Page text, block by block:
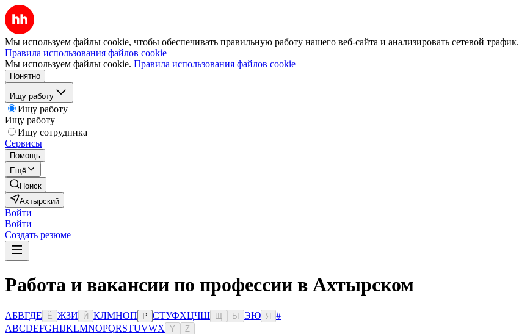
Мы используем файлы cookie, чтобы обеспечивать правильную работу нашего веб-сайта и анализировать сетевой трафик.
Правила использования файлов cookie
Мы используем файлы cookie. Правила использования файлов cookie
Понятно
Ищу работу
Ищу работу
Ищу работу
Ищу сотрудника
Сервисы
Помощь
Ещё
Поиск
Ахтырский
Войти
Войти
Создать резюме
Работа и вакансии по профессии в Ахтырском
АБВГДЕ Ё ЖЗИ Й КЛМНОП Р СТУФХЦЧШ Ы ЭЮ Я
#
ABCDEFGHIJKLMNOPQRSTUVWX Y Z